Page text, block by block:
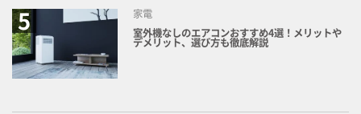
家電
室外機なしのエアコンおすすめ4選！メリットや
デメリット、選び方も徹底解説